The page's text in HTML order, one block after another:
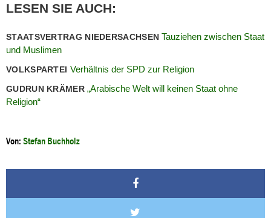
LESEN SIE AUCH:
STAATSVERTRAG NIEDERSACHSENTauziehen zwischen Staat
und Muslimen
VOLKSPARTEI Verhältnis der SPD zur Religion
GUDRUN KRÄMER„Arabische Welt will keinen Staat ohne
Religion“
Von: Stefan Buchholz